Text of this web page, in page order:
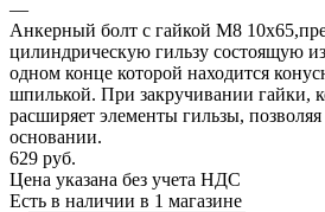
—
Анкерный болт с гайкой М8
цилиндрическую гильзу состоящую
одном конце которой находится
шпилькой. При закручивании гайки,
расширяет элементы гильзы, позволяя
основании.
629 руб.
Цена указана без учета НДС
Есть в наличии в 1 магазине